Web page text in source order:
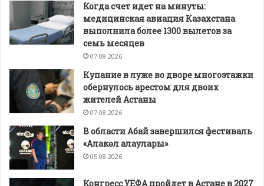
Когда счет идет на минуты:
медицинская авиация Казахстана
выполнила более 1300 вылетов за
семь месяцев
07.08.2026
Купание в луже во дворе многоэтажки
обернулось арестом для двоих
жителей Астаны
07.08.2026
В области Абай завершился фестиваль
«Алакөл алаулары»
05.08.2026
Конгресс УЕФА пройдет в Астане в 2027